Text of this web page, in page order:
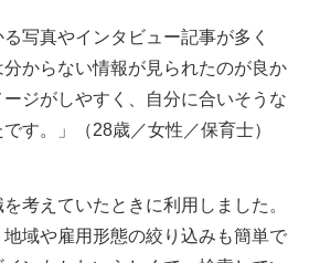
る写真やインタビュー記事が多く
からない情報が見られたのが良か
ジがしやすく、自分に合いそうな
す。」（28歳／女性／保育士）
を考えていたときに利用しました。
域や雇用形態の絞り込みも簡単で